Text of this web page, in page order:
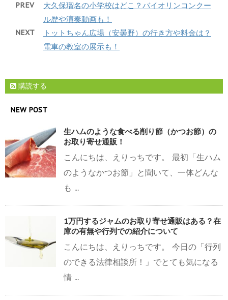
PREV
大久保瑠名の小学校はどこ？バイオリンコンクー
ル歴や演奏動画も！
NEXT
トットちゃん広場（安曇野）の行き方や料金は？
電車の教室の展示も！
購読する
NEW POST
生ハムのような食べる削り節（かつお節）の
お取り寄せ通販！
こんにちは、えりっちです。 最初「生ハム
のようなかつお節」と聞いて、一体どんな
も ...
1万円するジャムのお取り寄せ通販はある？在
庫の有無や行列での紹介について
こんにちは、えりっちです。 今日の「行列
のできる法律相談所！」でとても気になる
情 ...